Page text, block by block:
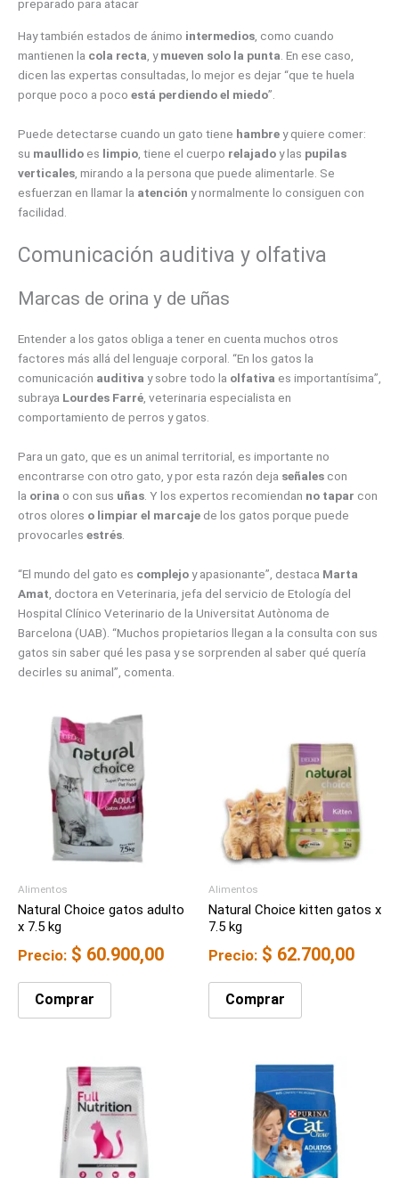
preparado para atacar
Hay también estados de ánimo intermedios , como cuando
mantienen la cola recta , ymueven solo la punta . En ese caso,
dicen las expertas consultadas, lo mejor es dejar “que te huela
porque poco a poco está perdiendo el miedo”.
Puede detectarse cuando un gato tiene hambrey quiere comer:
su maullido es limpio , tiene el cuerpo relajadoy las pupilas
verticales , mirando a la persona que puede alimentarle. Se
esfuerzan en llamar la atención y normalmente lo consiguen con
facilidad.
Comunicación auditiva y olfativa
Marcas de orina y de uñas
Entender a los gatos obliga a tener en cuenta muchos otros
factores más allá del lenguaje corporal. “En los gatos la
comunicación auditiva y sobre todo la olfativa es importantísima”,
subraya Lourdes Farré , veterinaria especialista en
comportamiento de perros y gatos.
Para un gato, que es un animal territorial, es importante no
encontrarse con otro gato, y por esta razón deja señales con
la orina o con sus uñas . Y los expertos recomiendan no tapar con
otros olores o limpiar el marcaje de los gatos porque puede
provocarles estrés
“El mundo del gato es complejoy apasionante”, destaca Marta
Amat , doctora en Veterinaria, jefa del servicio de Etología del
Hospital Clínico Veterinario de la Universitat Autònoma de
Barcelona (UAB). “Muchos propietarios llegan a la consulta con sus
gatos sin saber qué les pasa y se sorprenden al saber qué quería
decirles su animal”, comenta.
Alimentos
Natural Choice gatos adulto
x 7.5 kg
Precio: $ 60.900,00
Comprar
Alimentos
Natural Choice kitten gatos x
7.5 kg
Precio: $ 62.700,00
Comprar